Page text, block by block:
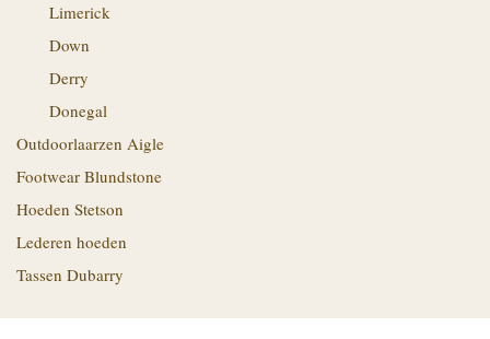
Limerick
Down
Derry
Donegal
Outdoorlaarzen Aigle
Footwear Blundstone
Hoeden Stetson
Lederen hoeden
Tassen Dubarry